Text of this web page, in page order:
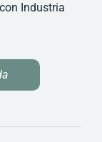
Industria